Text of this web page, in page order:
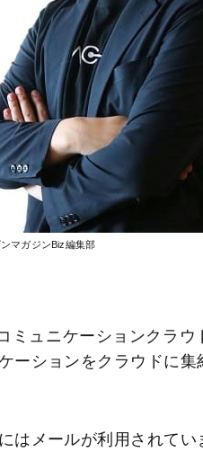
マガジンBiz編集部
ュニケーションクラウ
ーションをクラウドに
はメールが利用されてい